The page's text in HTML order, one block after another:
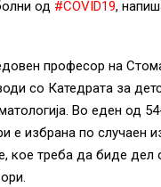
од #COVID19,
професор на
со Катедрата за
Во еден од
е избрана по случаен
кое треба да биде дел